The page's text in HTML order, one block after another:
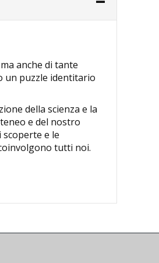
anche di tante
un puzzle identitario
della scienza e la
e del nostro
e le
tutti noi.